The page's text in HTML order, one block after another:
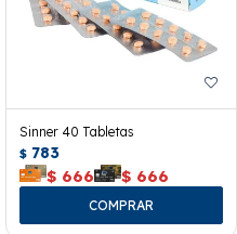
Sinner 40 Tabletas
$ 783
$ 666 $ 666